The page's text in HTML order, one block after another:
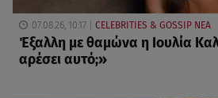
07.08.26, 10:17 CELEBRITIES & GOSSIP ΝΕΑ
Έξαλλη με θαμώνα η Ιουλία
αρέσει αυτό;»